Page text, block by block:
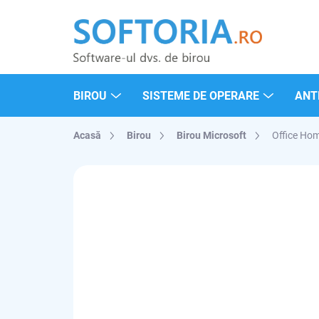
BIROU SISTEME DE OPERARE
Acasă Birou Birou Microsoft Office